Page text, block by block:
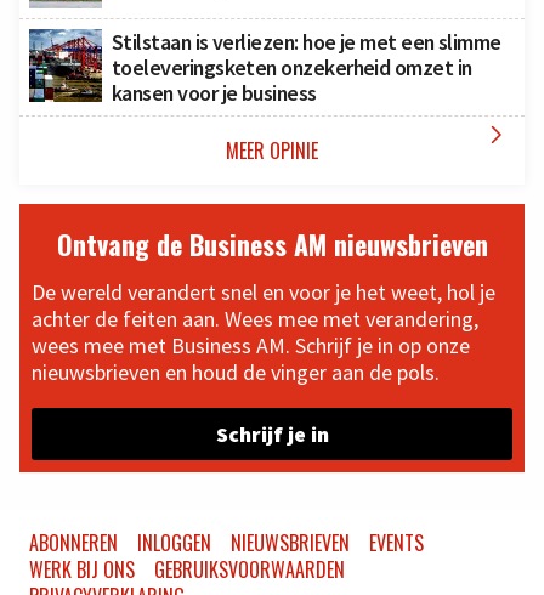
Stilstaan is verliezen: hoe je met een slimme
toeleveringsketen onzekerheid omzet in
kansen voor je business
MEER OPINIE 
Ontvang de Business AM nieuwsbrieven
De wereld verandert snel en voor je het weet, hol je
achter de feiten aan. Wees mee met verandering,
wees mee met Business AM. Schrijf je in op onze
nieuwsbrieven en houd de vinger aan de pols.
Schrijf je in
ABONNEREN INLOGGEN NIEUWSBRIEVEN
EVENTS
WERK BIJ ONS
GEBRUIKSVOORWAARDEN